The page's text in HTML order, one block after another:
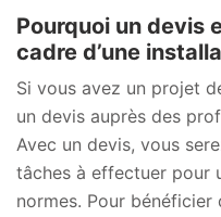
Pourquoi un devis
cadre d’une
Si vous avez un projet
un devis auprès des
Avec un devis, vous
tâches à effectuer pour
normes. Pour